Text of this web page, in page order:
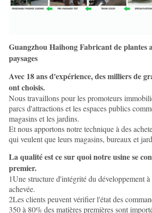
Guangzhou Haihong Fabricant de plantes
paysages
Avec 18 ans d'expérience, des milliers de
ont choisis.
Nous travaillons pour les promoteurs
parcs d'attractions et les espaces publics
magasins et les jardins.
Et nous apportons notre technique à des
qui veulent que leurs magasins, bureaux et
La qualité est ce sur quoi notre usine se
premier.
1Une structure d'intégrité du développement
achevée.
2Les clients peuvent vérifier l'état des
350 à 80% des matières premières sont